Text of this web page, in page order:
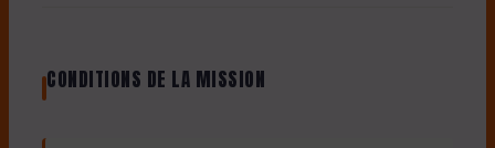
CONDITIONS DE LA MISSION